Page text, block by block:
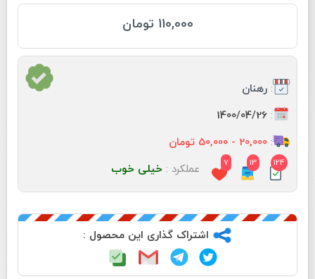
110,000 تومان
: رهنان
:
1400/04/26
: 20,000 - 50,000 تومان
124
13
7 عملکرد : خیلی خوب
اشتراک گذاری این محصول :